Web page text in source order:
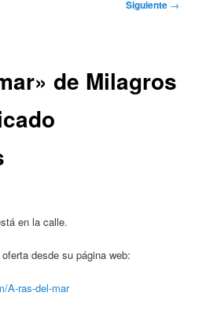
Siguiente →
de Milagros
en la calle.
desde su página web:
A-ras-del-mar